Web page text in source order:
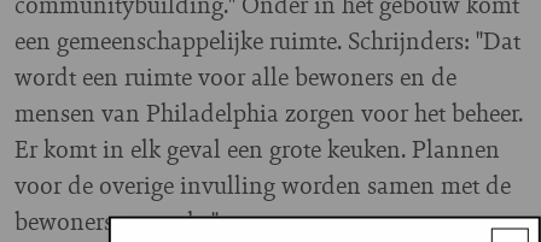
een gemeenschappelijke ruimte. Schrijnders: "Dat
wordt een ruimte voor alle bewoners en de
mensen van Philadelphia zorgen voor het beheer.
Er komt in elk geval een grote keuken. Plannen
voor de overige invulling worden samen met de
bewoners gemaakt."